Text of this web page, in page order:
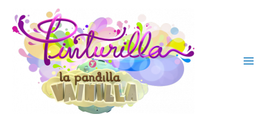
contenido